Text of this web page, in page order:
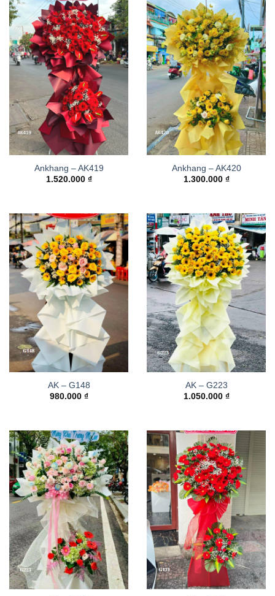
Ankhang – AK419
1.520.000 ₫
Ankhang – AK420
1.300.000 ₫
AK – G148
980.000 ₫
AK – G223
1.050.000 ₫